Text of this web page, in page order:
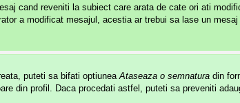
cand reveniti la subiect care arata de cate ori ati
a modificat mesajul, acestia ar trebui sa lase un
puteti sa bifati optiuneaAtaseaza o semnatura din
din profil. Daca procedati astfel, puteti sa preveniti